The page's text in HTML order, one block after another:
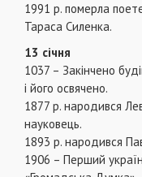
1991 р. померла
Тараса Силенка.
13 січня
1037 – Закінчено
і його освячено.
1877 р. народився
науковець.
1893 р. народився
1906 – Перший